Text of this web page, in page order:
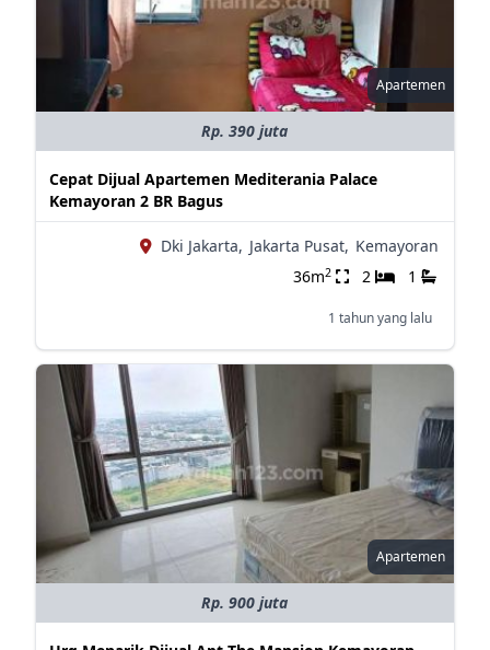
Apartemen
Rp. 390 juta
Cepat Dijual Apartemen Mediterania Palace
Kemayoran 2 BR Bagus
Dki Jakarta, Jakarta Pusat, Kemayoran
36m2 2 1
1 tahun yang lalu
Apartemen
Rp. 900 juta